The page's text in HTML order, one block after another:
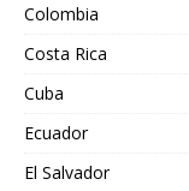
Colombia
Costa Rica
Cuba
Ecuador
El Salvador